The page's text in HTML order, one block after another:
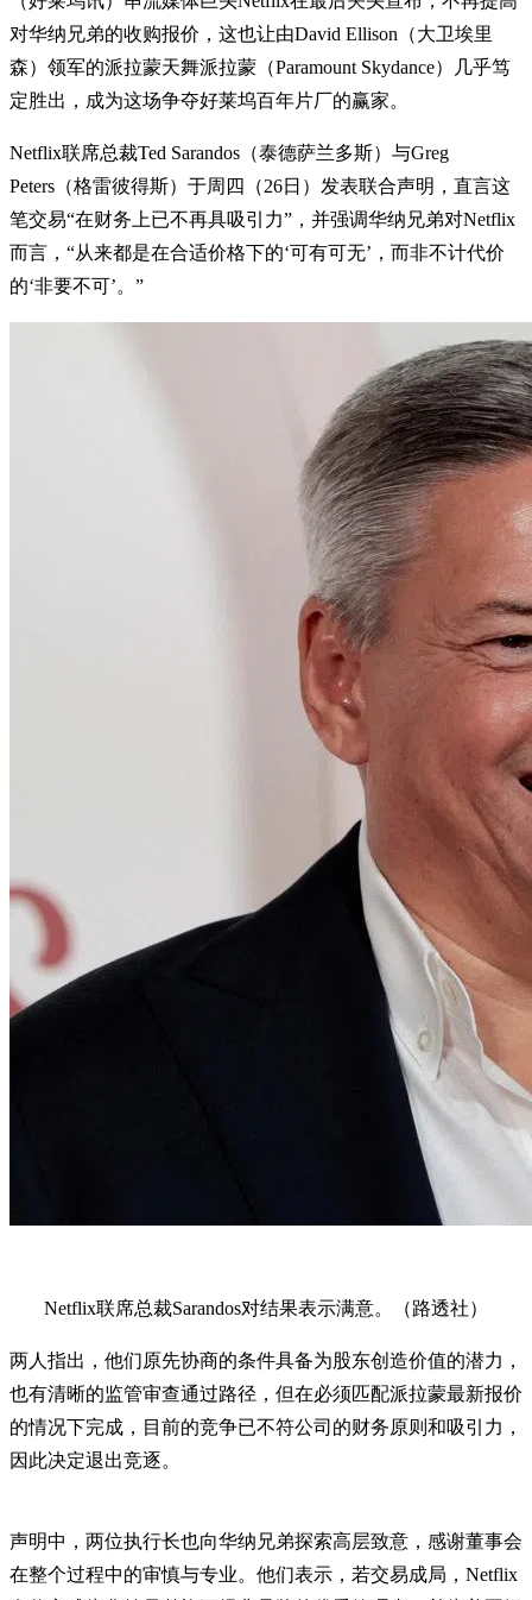
对华纳兄弟的收购报价，这也让由David Ellison（大卫埃里
森）领军的派拉蒙天舞派拉蒙（Paramount Skydance）几乎笃
定胜出，成为这场争夺好莱坞百年片厂的赢家。
Netflix联席总裁Ted Sarandos（泰德萨兰多斯）与Greg
Peters（格雷彼得斯）于周四（26日）发表联合声明，直言这
笔交易“在财务上已不再具吸引力”，并强调华纳兄弟对Netflix
而言，“从来都是在合适价格下的‘可有可无’，而非不计代价
的‘非要不可’。”
Netflix联席总裁Sarandos对结果表示满意。（路透社）
两人指出，他们原先协商的条件具备为股东创造价值的潜力，
也有清晰的监管审查通过路径，但在必须匹配派拉蒙最新报价
的情况下完成，目前的竞争已不符公司的财务原则和吸引力，
因此决定退出竞逐。
声明中，两位执行长也向华纳兄弟探索高层致意，感谢董事会
在整个过程中的审慎与专业。他们表示，若交易成局，Netflix